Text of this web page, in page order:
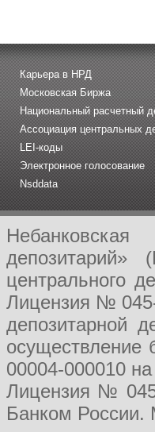
Карьера в НРД
Московская Биржа
Национальный расчетный
Ассоциация центральных
LEI-коды
Электронное голосование
Nsddata
центрального
Лицензия №
депозитарной
осуществление
00004-000010
Лицензия №
Банком России.